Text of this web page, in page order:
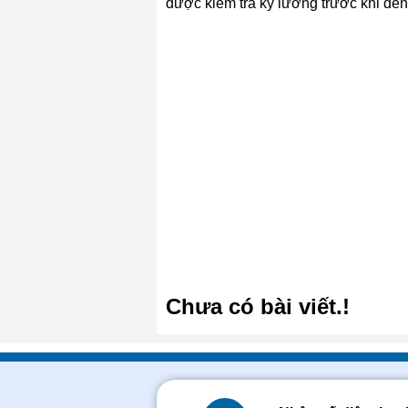
được kiểm tra kỹ lưỡng trước khi
Chưa có bài viết.!